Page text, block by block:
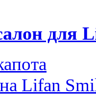
для